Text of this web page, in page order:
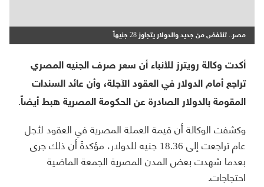
مصر.. تنتفض من جديد والدولار يتجاوز 28 جنيهاً
أكدت وكالة رويترز للأنباء أن سعر صرف الجنيه المصري
تراجع أمام الدولار في العقود الآجلة، وأن عائد السندات
المقومة بالدولار الصادرة عن الحكومة المصرية هبط أيضاً.
وكشفت الوكالة أن قيمة العملة المصرية في العقود لأجل
عام تراجعت إلى 18.36 جنيه للدولار، مؤكدةً أن ذلك جرى
بعدما شهدت بعض المدن المصرية الجمعة الماضية
احتجاجات.